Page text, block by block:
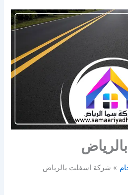
شركة اسفلت بالرياض